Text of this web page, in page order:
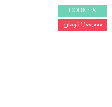
CODE : X
۱,۱۰۰,۰۰۰ تومان